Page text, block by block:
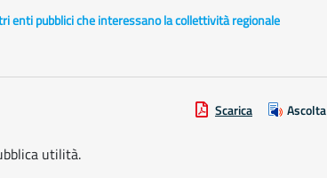
enti pubblici che interessano la collettività regionale
Scarica Ascolta
utilità.